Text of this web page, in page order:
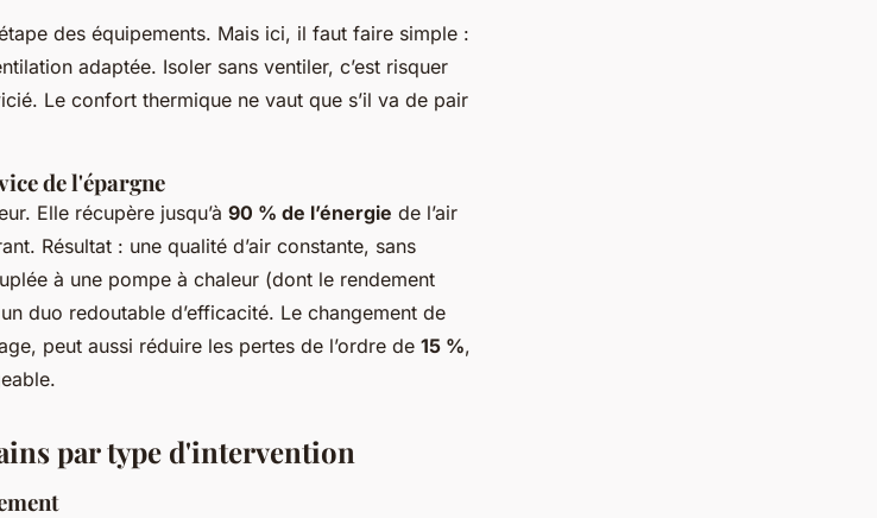
des équipements. Mais ici, il faut faire simple :
adaptée. Isoler sans ventiler, c’est risquer
Le confort thermique ne vaut que s’il va de pair
de l'épargne
Elle récupère jusqu’à 90 % de l’énergie de l’air
Résultat : une qualité d’air constante, sans
à une pompe à chaleur (dont le rendement
duo redoutable d’efficacité. Le changement de
peut aussi réduire les pertes de l’ordre de 15 %,
par type d'intervention